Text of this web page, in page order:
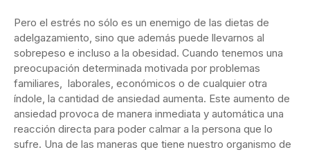
Pero el estrés no sólo es un enemigo de las dietas de
adelgazamiento, sino que además puede llevarnos al
sobrepeso e incluso a la obesidad. Cuando tenemos una
preocupación determinada motivada por problemas
familiares, laborales, económicos o de cualquier otra
índole, la cantidad de ansiedad aumenta. Este aumento de
ansiedad provoca de manera inmediata y automática una
reacción directa para poder calmar a la persona que lo
sufre. Una de las maneras que tiene nuestro organismo de